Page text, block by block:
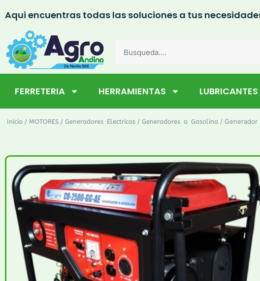
Aqui encuentras todas las soluciones a tus
FERRETERIA HERRAMIENTAS LUBRICANTES
Inicio / MOTORES / Generadores Electricos / Generadores a Gasolina / Generador